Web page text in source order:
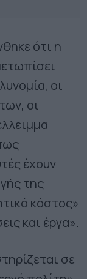
ότι η
οι
οι
έχουν
της
κόστος»
και έργα».
σε